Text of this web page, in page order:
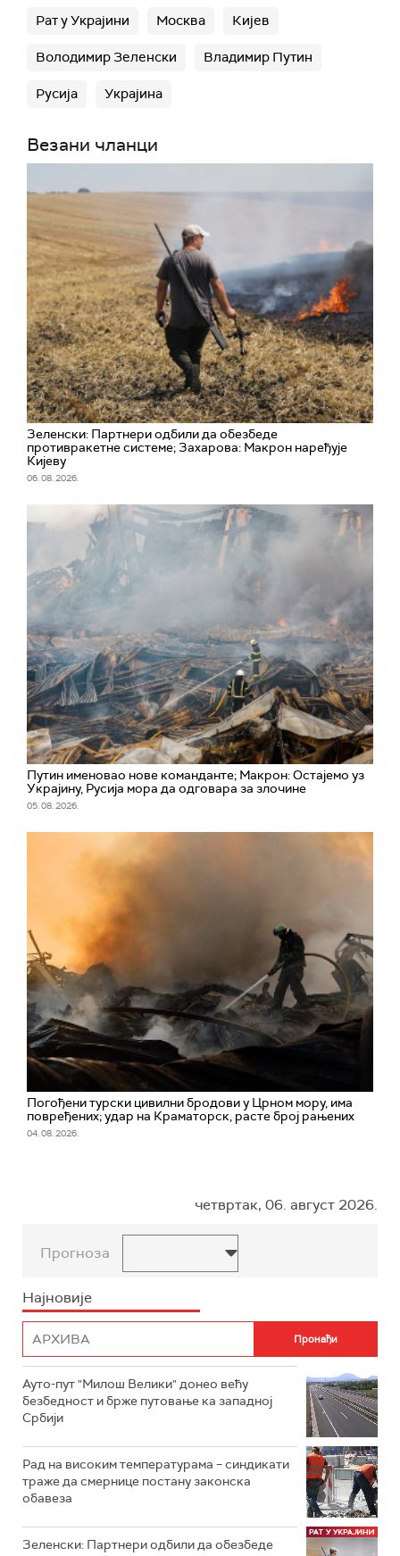
Рат у Украјини Москва Кијев
Володимир Зеленски Владимир Путин
Русија Украјина
Везани чланци
Зеленски: Партнери одбили да обезбеде
противракетне системе; Захарова: Макрон наређује
Кијеву
06. 08. 2026.
Путин именовао нове команданте; Макрон: Остајемо уз
Украјину, Русија мора да одговара за злочине
05. 08. 2026.
Погођени турски цивилни бродови у Црном мору, има
повређених; удар на Краматорск, расте број рањених
04. 08. 2026.
четвртак, 06. август 2026.
Прогноза
Најновије
Ауто-пут "Милош Велики" донео већу
безбедност и брже путовање ка западној
Србији
Рад на високим температурама – синдикати
траже да смернице постану законска
обавеза
Зеленски: Партнери одбили да обезбеде